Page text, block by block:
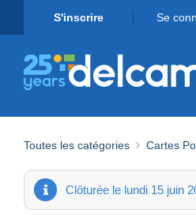
S'inscrire Se
Toutes les catégories Cartes
Clôturée le lundi 15 juin